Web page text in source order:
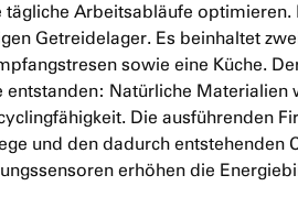
Arbeitsabläufe
Getreidelager. Es beinhaltet
sowie eine Küche.
entstanden: Natürliche
Die ausführenden
und den dadurch entstehenden
erhöhen die